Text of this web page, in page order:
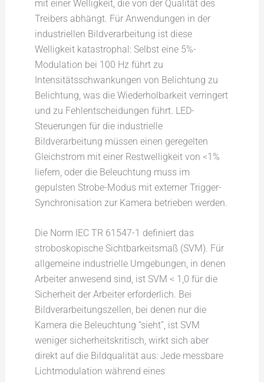
mit einer Welligkeit, die von der Qualität des
Treibers abhängt. Für Anwendungen in der
industriellen Bildverarbeitung ist diese
Welligkeit katastrophal: Selbst eine 5%-
Modulation bei 100 Hz führt zu
Intensitätsschwankungen von Belichtung zu
Belichtung, was die Wiederholbarkeit verringert
und zu Fehlentscheidungen führt. LED-
Steuerungen für die industrielle
Bildverarbeitung müssen einen geregelten
Gleichstrom mit einer Restwelligkeit von <1%
liefern, oder die Beleuchtung muss im
gepulsten Strobe-Modus mit externer Trigger-
Synchronisation zur Kamera betrieben werden.
Die Norm IEC TR 61547-1 definiert das
stroboskopische Sichtbarkeitsmaß (SVM). Für
allgemeine industrielle Umgebungen, in denen
Arbeiter anwesend sind, ist SVM < 1,0 für die
Sicherheit der Arbeiter erforderlich. Bei
Bildverarbeitungszellen, bei denen nur die
Kamera die Beleuchtung “sieht”, ist SVM
weniger sicherheitskritisch, wirkt sich aber
direkt auf die Bildqualität aus: Jede messbare
Lichtmodulation während eines